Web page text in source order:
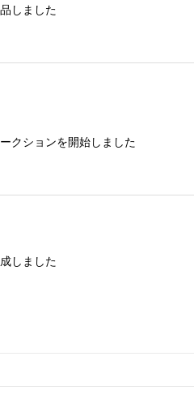
しました
クションを開始しました
しました